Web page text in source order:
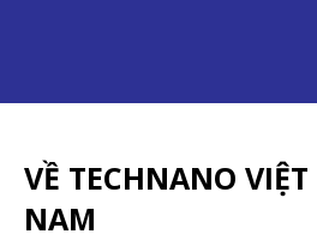
VỀ TECHNANO VIỆT
NAM